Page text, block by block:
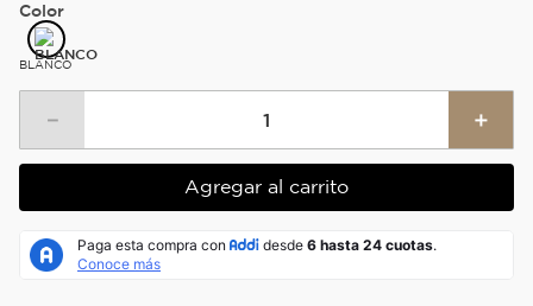
Color
BLANCO
＋
－
Agregar al carrito